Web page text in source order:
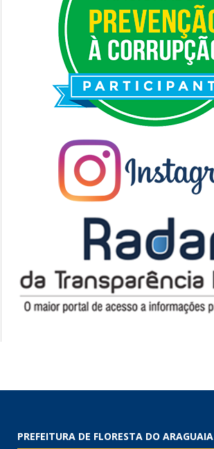
PREFEITURA DE FLORESTA DO ARAGUAIA